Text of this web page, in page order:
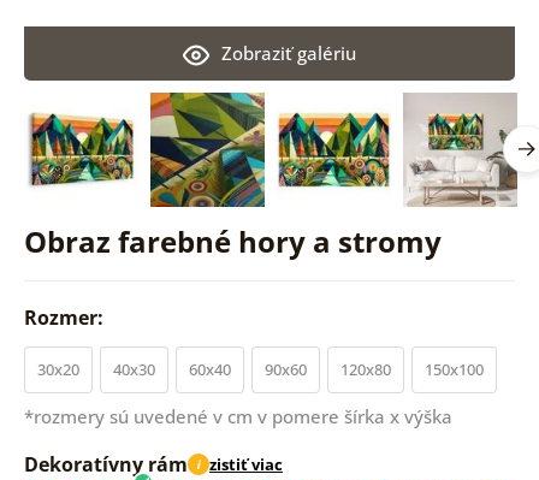
Obraz farebné hory a stromy
Zobraziť galériu
Rozmer:
30x20 40x30 60x40 90x60 120x80 150x100
*rozmery sú uvedené v cm v pomere šírka x výška
Dekoratívny rám i zistiť viac